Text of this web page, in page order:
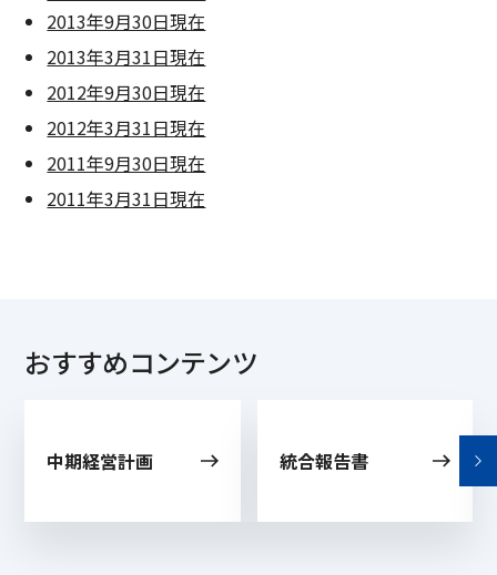
2013年9月30日現在
2013年3月31日現在
2012年9月30日現在
2012年3月31日現在
2011年9月30日現在
2011年3月31日現在
おすすめコンテンツ
中期経営計画 統合報告書